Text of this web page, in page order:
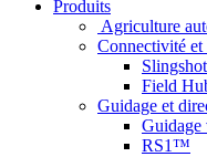
Produits
Agriculture
Connectivité
Field
Guidage et
RS1™